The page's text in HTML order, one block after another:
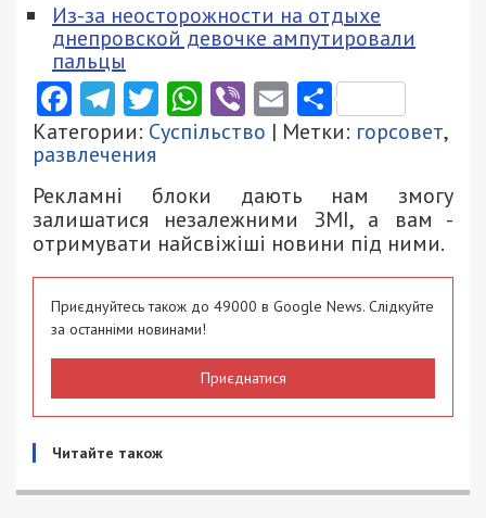
Из-за неосторожности на отдыхе
днепровской девочке ампутировали
пальцы
Facebook
Telegram
Twitter
WhatsApp
ViberEmail
Категории: Суспільство | Метки: горсовет,
развлечения
Рекламні блоки дають нам змогу
залишатися незалежними ЗМІ, а вам -
отримувати найсвіжіші новини під ними.
Приєднуйтесь також до 49000 в Google News. Слідкуйте
за останніми новинами!
Приєднатися
Читайте також